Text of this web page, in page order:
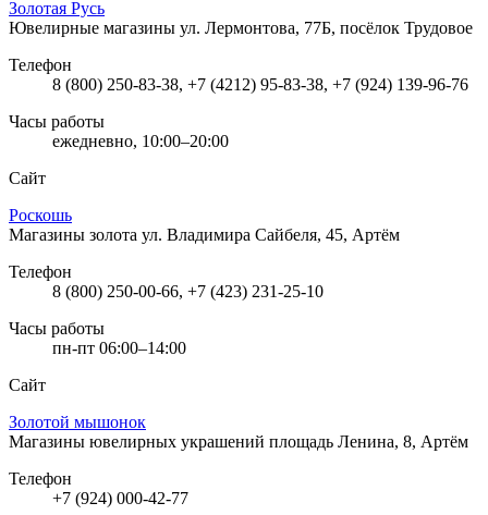
Золотая Русь
Ювелирные магазины ул. Лермонтова, 77Б, посёлок Трудовое
Телефон
8 (800) 250-83-38, +7 (4212) 95-83-38, +7 (924) 139-96-76
Часы работы
ежедневно, 10:00–20:00
Сайт
Роскошь
Магазины золота ул. Владимира Сайбеля, 45, Артём
Телефон
8 (800) 250-00-66, +7 (423) 231-25-10
Часы работы
пн-пт 06:00–14:00
Сайт
Золотой мышонок
Магазины ювелирных украшений площадь Ленина, 8, Артём
Телефон
+7 (924) 000-42-77